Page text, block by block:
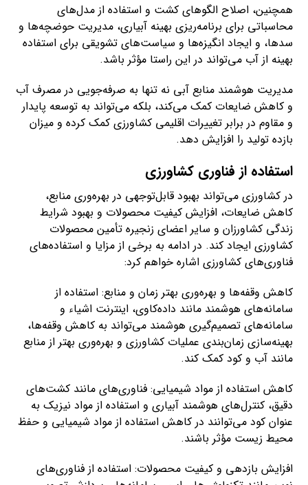
همچنین، اصلاح الگوهای کشت و استفاده از مدل‌های
محاسباتی برای برنامه‌ریزی بهینه آبیاری، مدیریت حوضچه‌ها و
سدها، و ایجاد انگیزه‌ها و سیاست‌های تشویقی برای استفاده
بهینه از آب می‌تواند در این راستا مؤثر باشد.
مدیریت هوشمند منابع آبی نه تنها به صرفه‌جویی در مصرف آب
و کاهش ضایعات کمک می‌کند، بلکه می‌تواند به توسعه پایدار
و مقاوم در برابر تغییرات اقلیمی کشاورزی کمک کرده و میزان
بازده تولید را افزایش دهد.
استفاده از فناوری کشاورزی
در کشاورزی می‌تواند بهبود قابل‌توجهی در بهره‌وری منابع،
کاهش ضایعات، افزایش کیفیت محصولات و بهبود شرایط
زندگی کشاورزان و سایر اعضای زنجیره تأمین محصولات
کشاورزی ایجاد کند. در ادامه به برخی از مزایا و استفاده‌های
فناوری‌های کشاورزی اشاره خواهم کرد:
کاهش وقفه‌ها و بهره‌وری بهتر زمان و منابع: استفاده از
سامانه‌های هوشمند مانند داده‌کاوی، اینترنت اشیاء و
سامانه‌های تصمیم‌گیری هوشمند می‌تواند به کاهش وقفه‌ها،
بهینه‌سازی زمان‌بندی عملیات کشاورزی و بهره‌وری بهتر از منابع
مانند آب و کود کمک کند.
کاهش استفاده از مواد شیمیایی: فناوری‌های مانند کشت‌های
دقیق، کنترل‌های هوشمند آبیاری و استفاده از مواد نیزیک به
عنوان کود می‌توانند در کاهش استفاده از مواد شیمیایی و حفظ
محیط زیست مؤثر باشند.
افزایش بازدهی و کیفیت محصولات: استفاده از فناوری‌های